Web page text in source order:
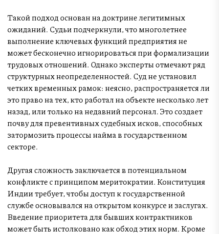
Такой подход основан на доктрине легитимных
ожиданий. Судьи подчеркнули, что многолетнее
выполнение ключевых функций предприятия не
может бесконечно игнорироваться при формализации
трудовых отношений. Однако эксперты отмечают ряд
структурных неопределенностей. Суд не установил
четких временных рамок: неясно, распространяется ли
это право на тех, кто работал на объекте несколько лет
назад, или только на недавний персонал. Это создает
почву для превентивных судебных исков, способных
затормозить процессы найма в государственном
секторе.
Другая сложность заключается в потенциальном
конфликте с принципом меритократии. Конституция
Индии требует, чтобы доступ к государственной
службе основывался на открытом конкурсе и заслугах.
Введение приоритета для бывших контрактников
может быть истолковано как обход этих норм. Кроме